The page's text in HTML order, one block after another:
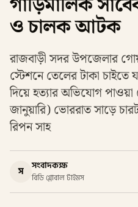
ও চালক আটক
রাজবাড়ী সদর উপজেলার
স্টেশনে তেলের টাকা চাইতে
দিয়ে হত্যার অভিযোগ
জানুয়ারি) ভোররাত সাড়ে
রিপন সাহ
স সংবাদকক্ষ
বিডি গ্লোবাল টাইমস